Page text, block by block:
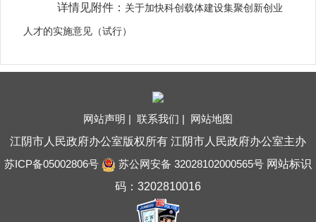
详情见附件： 关于加快科创载体建设集聚创新创业
人才的实施意见（试行）
网站声明 | 联系我们 | 网站地图
江阴市人民政府办公室版权所有 江阴市人民政府办公室主办
苏ICP备05002806号
苏公网安备 32028102000565号网站标识
码：3202810016